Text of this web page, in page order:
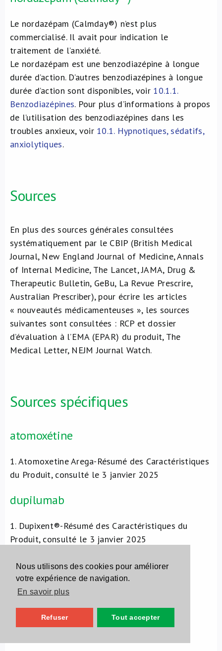
Nous utilisons des cookies pour améliorer
votre expérience de navigation.
En savoir plus
Refuser Tout accepter
Le nordazépam (Calmday®) n’est plus
commercialisé. Il avait pour indication le
traitement de l’anxiété.
Le nordazépam est une benzodiazépine à longue
durée d’action. D’autres benzodiazépines à longue
durée d’action sont disponibles, voir 10.1.1.
Benzodiazépines. Pour plus d’informations à propos
de l’utilisation des benzodiazépines dans les
troubles anxieux, voir 10.1. Hypnotiques, sédatifs,
anxiolytiques.
Sources
En plus des sources générales consultées
systématiquement par le CBIP (British Medical
Journal, New England Journal of Medicine, Annals
of Internal Medicine, The Lancet, JAMA, Drug &
Therapeutic Bulletin, GeBu, La Revue Prescrire,
Australian Prescriber), pour écrire les articles
« nouveautés médicamenteuses », les sources
suivantes sont consultées : RCP et dossier
d’évaluation à l’EMA (EPAR) du produit, The
Medical Letter, NEJM Journal Watch.
Sources spécifiques
atomoxétine
1.Atomoxetine Arega-Résumé des Caractéristiques
du Produit, consulté le 3 janvier 2025
dupilumab
1.Dupixent®-Résumé des Caractéristiques du
Produit, consulté le 3 janvier 2025
sarilumab
Kevzara®-Résumé des Caractéristiques du
Hepar Compositum®